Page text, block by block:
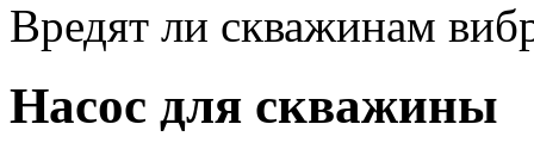
Вредят ли скважинам
Насос для скважины